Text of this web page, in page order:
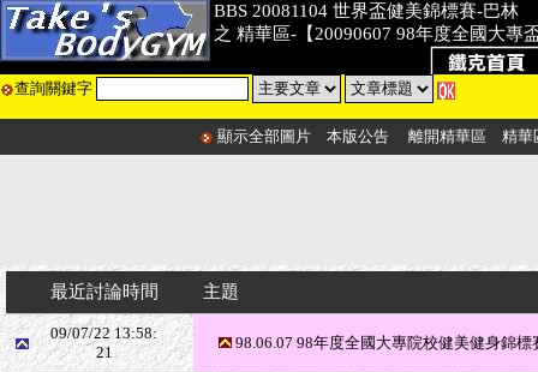
BBS 20081104 世界盃健美錦標賽-巴林
之 精華區-【20090607 98年度全國大專
查詢關鍵字
顯示全部圖片 本版公告 離開精華區 精華
最近討論時間 主題
09/07/22 13:58:
21
98.06.07 98年度全國大專院校健美健身錦標